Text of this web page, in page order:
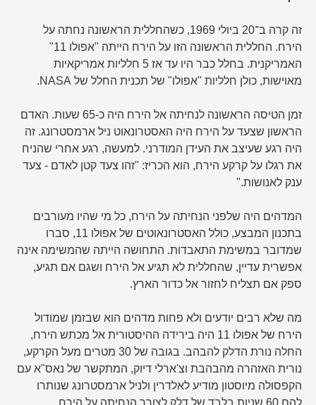
זה קרה ב־20 ביולי 1969, כשהחללית הראשונה נחתה על
הירח. החללית הראשונה הזו על הירח הייתה "אפולו 11"
האמריקנית. בחלל כבר היו עד אז 5 חלליות אמריקאיות
מאוישות, כולן חלליות "אפולו" של תכנית החלל של NASA.
זמן הטיסה הראשונה לנחיתה אל הירח היה כ-65 שעות. האדם
הראשון שצעד על הירח היה האסטרונאוט ניל ארמסטרונג. זה
היה רגע שעיצב את העידן המודרני. למעשה, רגע אחרי שהניח
את רגלו על קרקע הירח, הוא הכריז: "זהו צעד קטן לאדם - צעד
ענק לאנושות."
המדהים היה שלפני הנחיתה על הירח, כל מי שהיו מעורבים
בתכנון המבצע, כולל האסטרונאוטים של אפולו 11, סברו
שמדובר במשימת התאבדות. התחושה הייתה שהמשימה אינה
אפשרית עדיין, שהחללית לא תגיע אל הירח ושגם אם תגיע,
ספק אם תצליח לחזור אל כדור הארץ.
מה שלא רבים יודעים ולא פחות מדהים הוא שבזמן שמודול
הירח של אפולו 11 היה בירידה ההיסטורית אל מכתש הירח,
החלה נורת הדלק להבהב. בגובה של 30 מטרים מעל הקרקע,
נורית האזהרה מהבהבת וצ'ארלי דיוק, המתקשר של נאס"א עם
הקפסולה מיוסטון מודיע ​​לאלדרין ולניל ארמסטרונג שנותרו
להם 60 שניות בלבד של דלק לצורך הנחיתה על הירח.